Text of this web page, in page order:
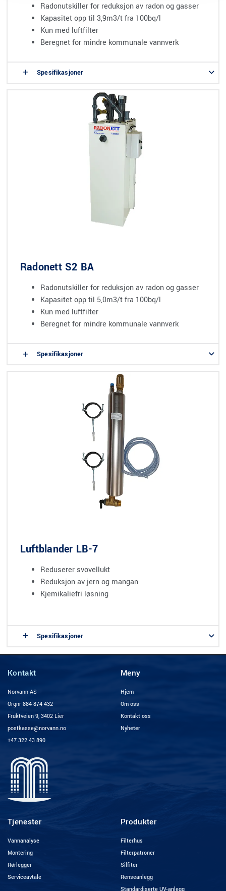
Radonutskiller for reduksjon av radon og gasser
Kapasitet opp til 3,9m3/t fra 100bq/l
Kun med luftfilter
Beregnet for mindre kommunale vannverk
Spesifikasjoner
Radonett S2 BA
Radonutskiller for reduksjon av radon og gasser
Kapasitet opp til 5,0m3/t fra 100bq/l
Kun med luftfilter
Beregnet for mindre kommunale vannverk
Spesifikasjoner
Luftblander LB-7
Reduserer svovellukt
Reduksjon av jern og mangan
Kjemikaliefri løsning
Spesifikasjoner
Kontakt
Norvann AS
Orgnr 884 874 432
Fruktveien 9, 3402 Lier
postkasse@norvann.no
+47 322 43 890
Meny
Hjem
Om oss
Kontakt oss
Nyheter
Tjenester
Vannanalyse
Montering
Rørlegger
Serviceavtale
Produkter
Filterhus
Filterpatroner
Silfiter
Renseanlegg
Standardiserte UV-anlegg